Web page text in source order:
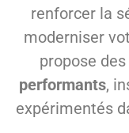
renforcer la
moderniser
propose des
performants,
expérimentés